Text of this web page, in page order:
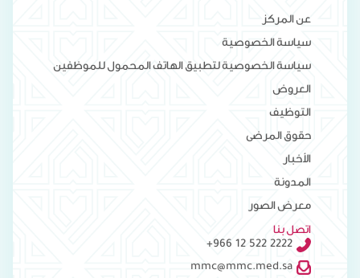
عن المركز
سياسة الخصوصية
سياسة الخصوصية لتطبيق الهاتف المحمول للموظفين
العروض
التوظيف
حقوق المرضى
الأخبار
المدونة
معرض الصور
اتصل بنا
+966 12 522 2222
mmc@mmc.med.sa